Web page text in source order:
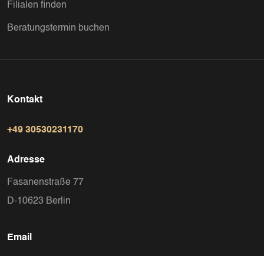
Filialen finden
Beratungstermin buchen
Kontakt
+49 30530231170
Adresse
Fasanenstraße 77
D-10623 Berlin
Email